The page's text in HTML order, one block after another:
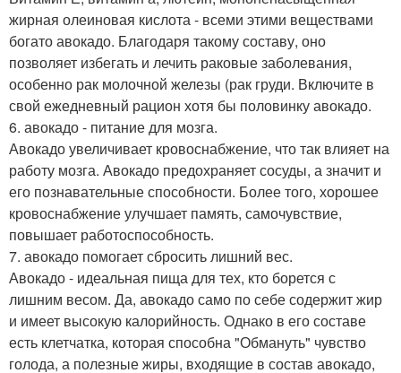
жирная олеиновая кислота - всеми этими веществами
богато авокадо. Благодаря такому составу, оно
позволяет избегать и лечить раковые заболевания,
особенно рак молочной железы (рак груди. Включите в
свой ежедневный рацион хотя бы половинку авокадо.
6. авокадо - питание для мозга.
Авокадо увеличивает кровоснабжение, что так влияет на
работу мозга. Авокадо предохраняет сосуды, а значит и
его познавательные способности. Более того, хорошее
кровоснабжение улучшает память, самочувствие,
повышает работоспособность.
7. авокадо помогает сбросить лишний вес.
Авокадо - идеальная пища для тех, кто борется с
лишним весом. Да, авокадо само по себе содержит жир
и имеет высокую калорийность. Однако в его составе
есть клетчатка, которая способна "Обмануть" чувство
голода, а полезные жиры, входящие в состав авокадо,